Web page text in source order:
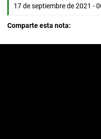
17 de septiembre de 2021 -
Comparte esta nota: